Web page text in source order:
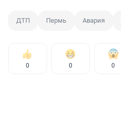
ДТП Пермь Авария
0 0 0